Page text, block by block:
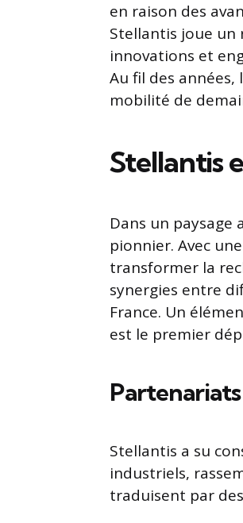
en raison des
Stellantis joue un
innovations et
Au fil des
mobilité de
Stellantis
Dans un
pionnier. Avec
transformer la
synergies entre
France. Un
est le premier
Stellantis a su
industriels,
traduisent par